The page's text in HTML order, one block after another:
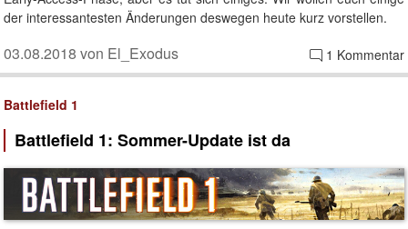
der interessantesten Änderungen deswegen heute kurz vorstellen.
1 Kommentar
03.08.2018 von El_Exodus
Battlefield 1
Battlefield 1: Sommer-Update ist da